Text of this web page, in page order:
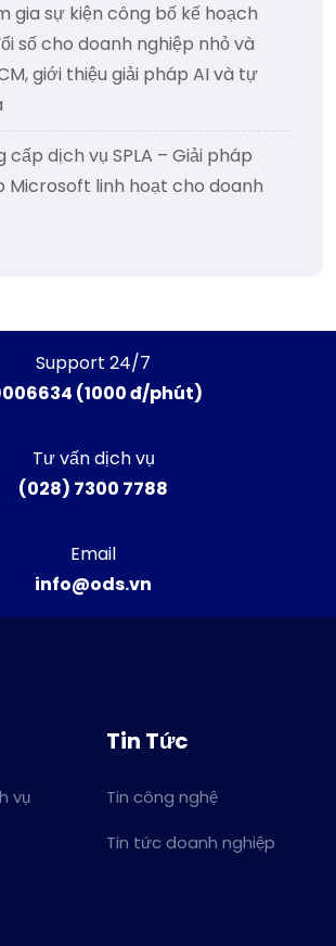
gia sự kiện công bố kế hoạch
số cho doanh nghiệp nhỏ và
giới thiệu giải pháp AI và tự
cấp dịch vụ SPLA – Giải pháp
Microsoft linh hoạt cho doanh
Support 24/7
(1000 đ/phút)
Tư vấn dịch vụ
(028) 7300 7788
Email
info@ods.vn
vụ
Tin Tức
Tin công nghệ
Tin tức doanh nghiệp